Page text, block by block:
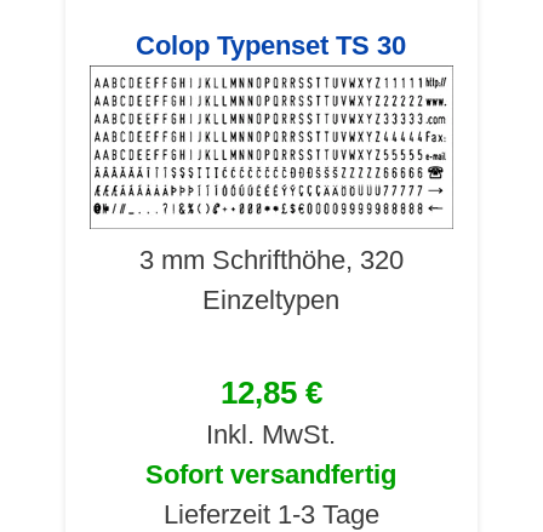
Colop Typenset TS 30
3 mm Schrifthöhe, 320
Einzeltypen
12,85 €
Inkl. MwSt.
Sofort versandfertig
Lieferzeit 1-3 Tage